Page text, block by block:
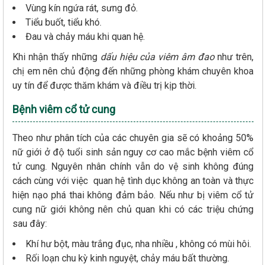
Vùng kín ngứa rát, sưng đỏ.
Tiểu buốt, tiểu khó.
Đau và chảy máu khi quan hệ.
Khi nhận thấy những dấu hiệu của viêm âm đaonhư trên,
chị em nên chủ động đến những phòng khám chuyên khoa
uy tín để được thăm khám và điều trị kịp thời.
Bệnh viêm cổ tử cung
Theo như phân tích của các chuyên gia sẽ có khoảng 50%
nữ giới ở độ tuổi sinh sản nguy cơ cao mắc bệnh viêm cổ
tử cung. Nguyên nhân chính vẫn do vệ sinh không đúng
cách cùng với việc quan hệ tình dục không an toàn và thực
hiện nạo phá thai không đảm bảo. Nếu như bị viêm cổ tử
cung nữ giới không nên chủ quan khi có các triệu chứng
sau đây:
Khí hư bột, màu trắng đục, nha nhiều , không có mùi hôi.
Rối loạn chu kỳ kinh nguyệt, chảy máu bất thường.